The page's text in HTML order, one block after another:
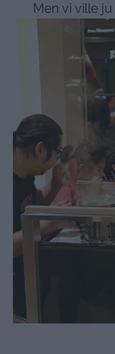
Men vi ville